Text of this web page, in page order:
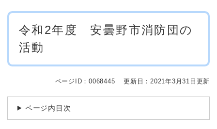
本
令和2年度 安曇野市消防団の
活動
ページID：0068445 更新日：2021年3月31日更新
ページ内目次